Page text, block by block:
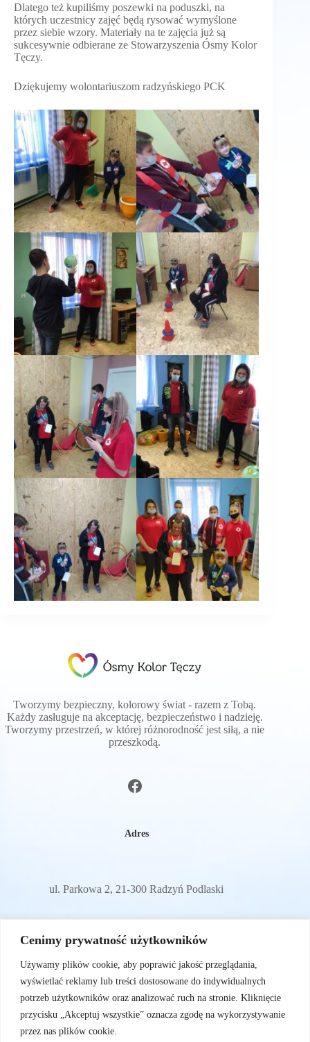
Cenimy prywatność użytkowników
Używamy plików cookie, aby poprawić jakość przeglądania,
wyświetlać reklamy lub treści dostosowane do indywidualnych
potrzeb użytkowników oraz analizować ruch na stronie. Kliknięcie
przycisku „Akceptuj wszystkie” oznacza zgodę na wykorzystywanie
przez nas plików cookie.
Dlatego też kupiliśmy poszewki na poduszki, na
których uczestnicy zajęć będą rysować wymyślone
przez siebie wzory. Materiały na te zajęcia już są
sukcesywnie odbierane ze Stowarzyszenia Ósmy Kolor
Tęczy.
Dziękujemy wolontariuszom radzyńskiego PCK
Tworzymy bezpieczny, kolorowy świat - razem z Tobą.
Każdy zasługuje na akceptację, bezpieczeństwo i nadzieję.
Tworzymy przestrzeń, w której różnorodność jest siłą, a nie
przeszkodą.
Adres
ul. Parkowa 2, 21-300 Radzyń Podlaski
E-mail
sylwiam72@wp.pl